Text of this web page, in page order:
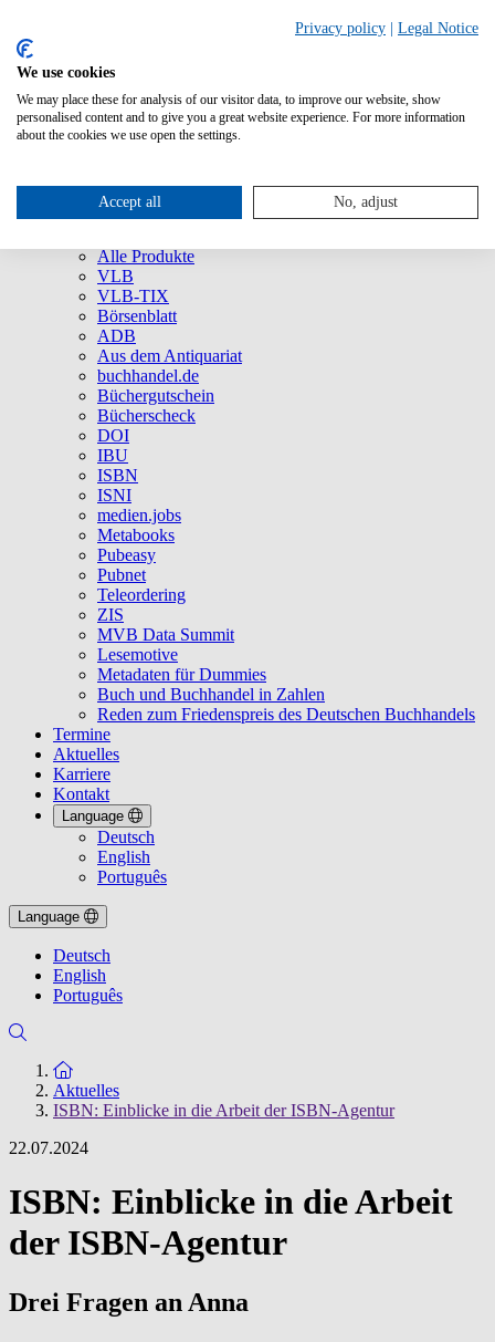
Über uns
Unternehmen
Presse
Service
Alle Produkte
VLB
VLB-TIX
Börsenblatt
ADB
Aus dem Antiquariat
buchhandel.de
Büchergutschein
Bücherscheck
DOI
IBU
ISBN
ISNI
medien.jobs
Metabooks
Pubeasy
Pubnet
Teleordering
ZIS
MVB Data Summit
Lesemotive
Metadaten für Dummies
Buch und Buchhandel in Zahlen
Reden zum Friedenspreis des Deutschen Buchhandels
Termine
Aktuelles
Karriere
Kontakt
Language
Deutsch
English
Português
Language
Deutsch
English
Português
Zur Startseite
Aktuelles
ISBN: Einblicke in die Arbeit der ISBN-Agentur
22.07.2024
ISBN: Einblicke in die Arbeit
der ISBN-Agentur
Drei Fragen an Anna
Privacy policy Legal Notice
We use cookies
We may place these for analysis of our visitor data, to improve our website, show
personalised content and to give you a great website experience. For more information
about the cookies we use open the settings.
Accept all No, adjust